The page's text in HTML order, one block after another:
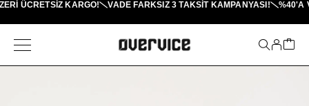
ÜCRETSİZ KARGO! VADE FARKSIZ 3 TAKSIT KAMPANYASI! %40'A